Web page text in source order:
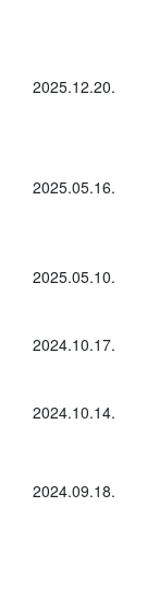
2025.12.20.
2025.05.16.
2025.05.10.
2024.10.17.
2024.10.14.
2024.09.18.